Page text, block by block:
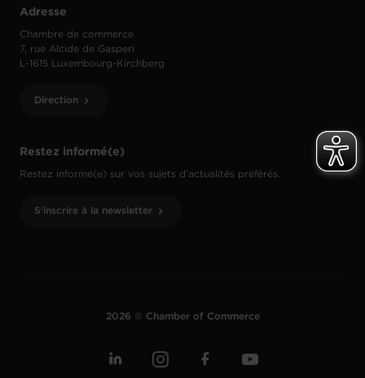
Restez informé(e)
Restez informé(e) sur vos sujets d’actualités préférés.
S'inscrire à la newsletter
Adresse
Chambre de commerce
7, rue Alcide de Gasperi
L-1615 Luxembourg-Kirchberg
Direction
2026 © Chamber of Commerce